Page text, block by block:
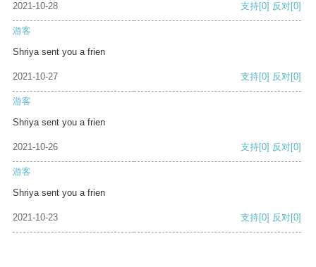
2021-10-28 支持[0] 反对[0]
游客
Shriya sent you a frien
2021-10-27 支持[0] 反对[0]
游客
Shriya sent you a frien
2021-10-26 支持[0] 反对[0]
游客
Shriya sent you a frien
2021-10-23 支持[0] 反对[0]